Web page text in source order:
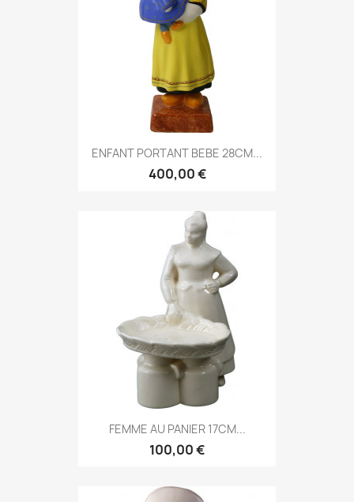
ENFANT PORTANT BEBE 28CM...
400,00 €
FEMME AU PANIER 17CM...
100,00 €